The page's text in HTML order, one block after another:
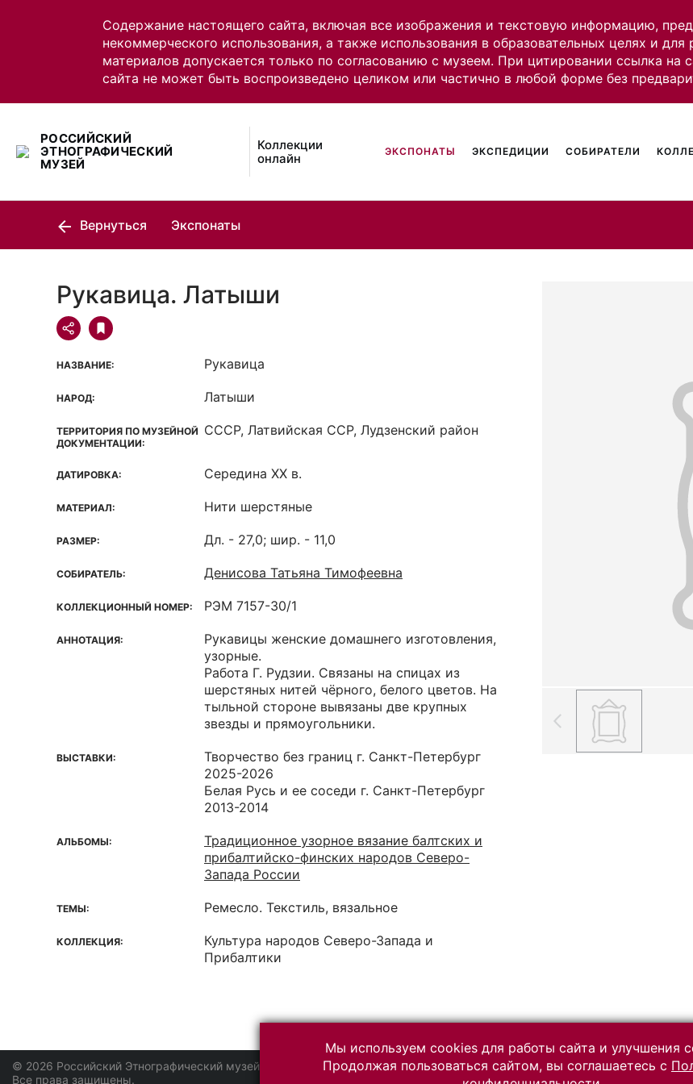
Содержание настоящего сайта, включая все изображения и текстовую информацию,
некоммерческого использования, а также использования в образовательных целях и
материалов допускается только по согласованию с музеем. При цитировании ссылка на
сайта не может быть воспроизведено целиком или частично в любой форме без
РОССИЙСКИЙ
ЭТНОГРАФИЧЕСКИЙ
МУЗЕЙ
Коллекции
онлайн
ЭКСПОНАТЫ ЭКСПЕДИЦИИ СОБИРАТЕЛИ
Вернуться Экспонаты
Рукавица. Латыши
НАЗВАНИЕ: Рукавица
НАРОД: Латыши
ТЕРРИТОРИЯ ПО МУЗЕЙНОЙ
ДОКУМЕНТАЦИИ:
СССР, Латвийская ССР, Лудзенский район
ДАТИРОВКА: Середина XX в.
МАТЕРИАЛ: Нити шерстяные
РАЗМЕР: Дл. - 27,0; шир. - 11,0
СОБИРАТЕЛЬ: Денисова Татьяна Тимофеевна
КОЛЛЕКЦИОННЫЙ НОМЕР: РЭМ 7157-30/1
АННОТАЦИЯ:
Рукавицы женские домашнего изготовления,
узорные.
Работа Г. Рудзии. Связаны на спицах из
шерстяных нитей чёрного, белого цветов. На
тыльной стороне вывязаны две крупных
звезды и прямоугольники.
ВЫСТАВКИ:
Творчество без границ г. Санкт-Петербург
2025-2026
Белая Русь и ее соседи г. Санкт-Петербург
2013-2014
АЛЬБОМЫ:
Традиционное узорное вязание балтских и
прибалтийско-финских народов Северо-
Запада России
ТЕМЫ: Ремесло. Текстиль, вязальное
КОЛЛЕКЦИЯ:
Культура народов Северо-Запада и
Прибалтики
© 2026 Российский Этнографический музей
Все права защищены.
Разработано на платформе
Мы используем cookies для работы сайта и улучшения
Продолжая пользоваться сайтом, вы соглашаетесь с